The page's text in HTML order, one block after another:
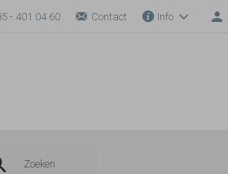
- 401 04 60 Contact Info